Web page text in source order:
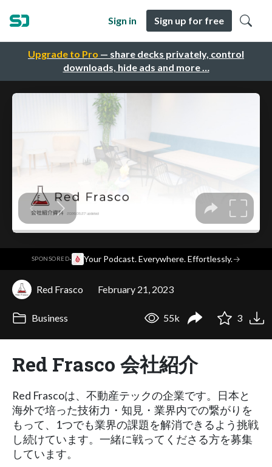
Upgrade to Pro — share decks privately, control
downloads, hide ads and more …
Sign in Sign up for free
SPONSORED· Your Podcast. Everywhere. Effortlessly.→
Red Frasco February 21, 2023
Business 55k 3
Red Frasco 会社紹介
Red Frascoは、不動産テックの企業です。日本と
海外で培った技術力・知見・業界内での繋がりを
もって、1つでも業界の課題を解消できるよう挑戦
し続けています。一緒に戦ってくださる方を募集
しています。